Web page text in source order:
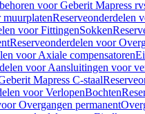
voor Geberit Mapress
Reserveonderdelen
voor FittingenSokken
Reserveonderdelen voor
voor Axiale compensatoren
voor Aansluitingen voor
Mapress C-staal
voor VerlopenBochten
Overgangen permanent